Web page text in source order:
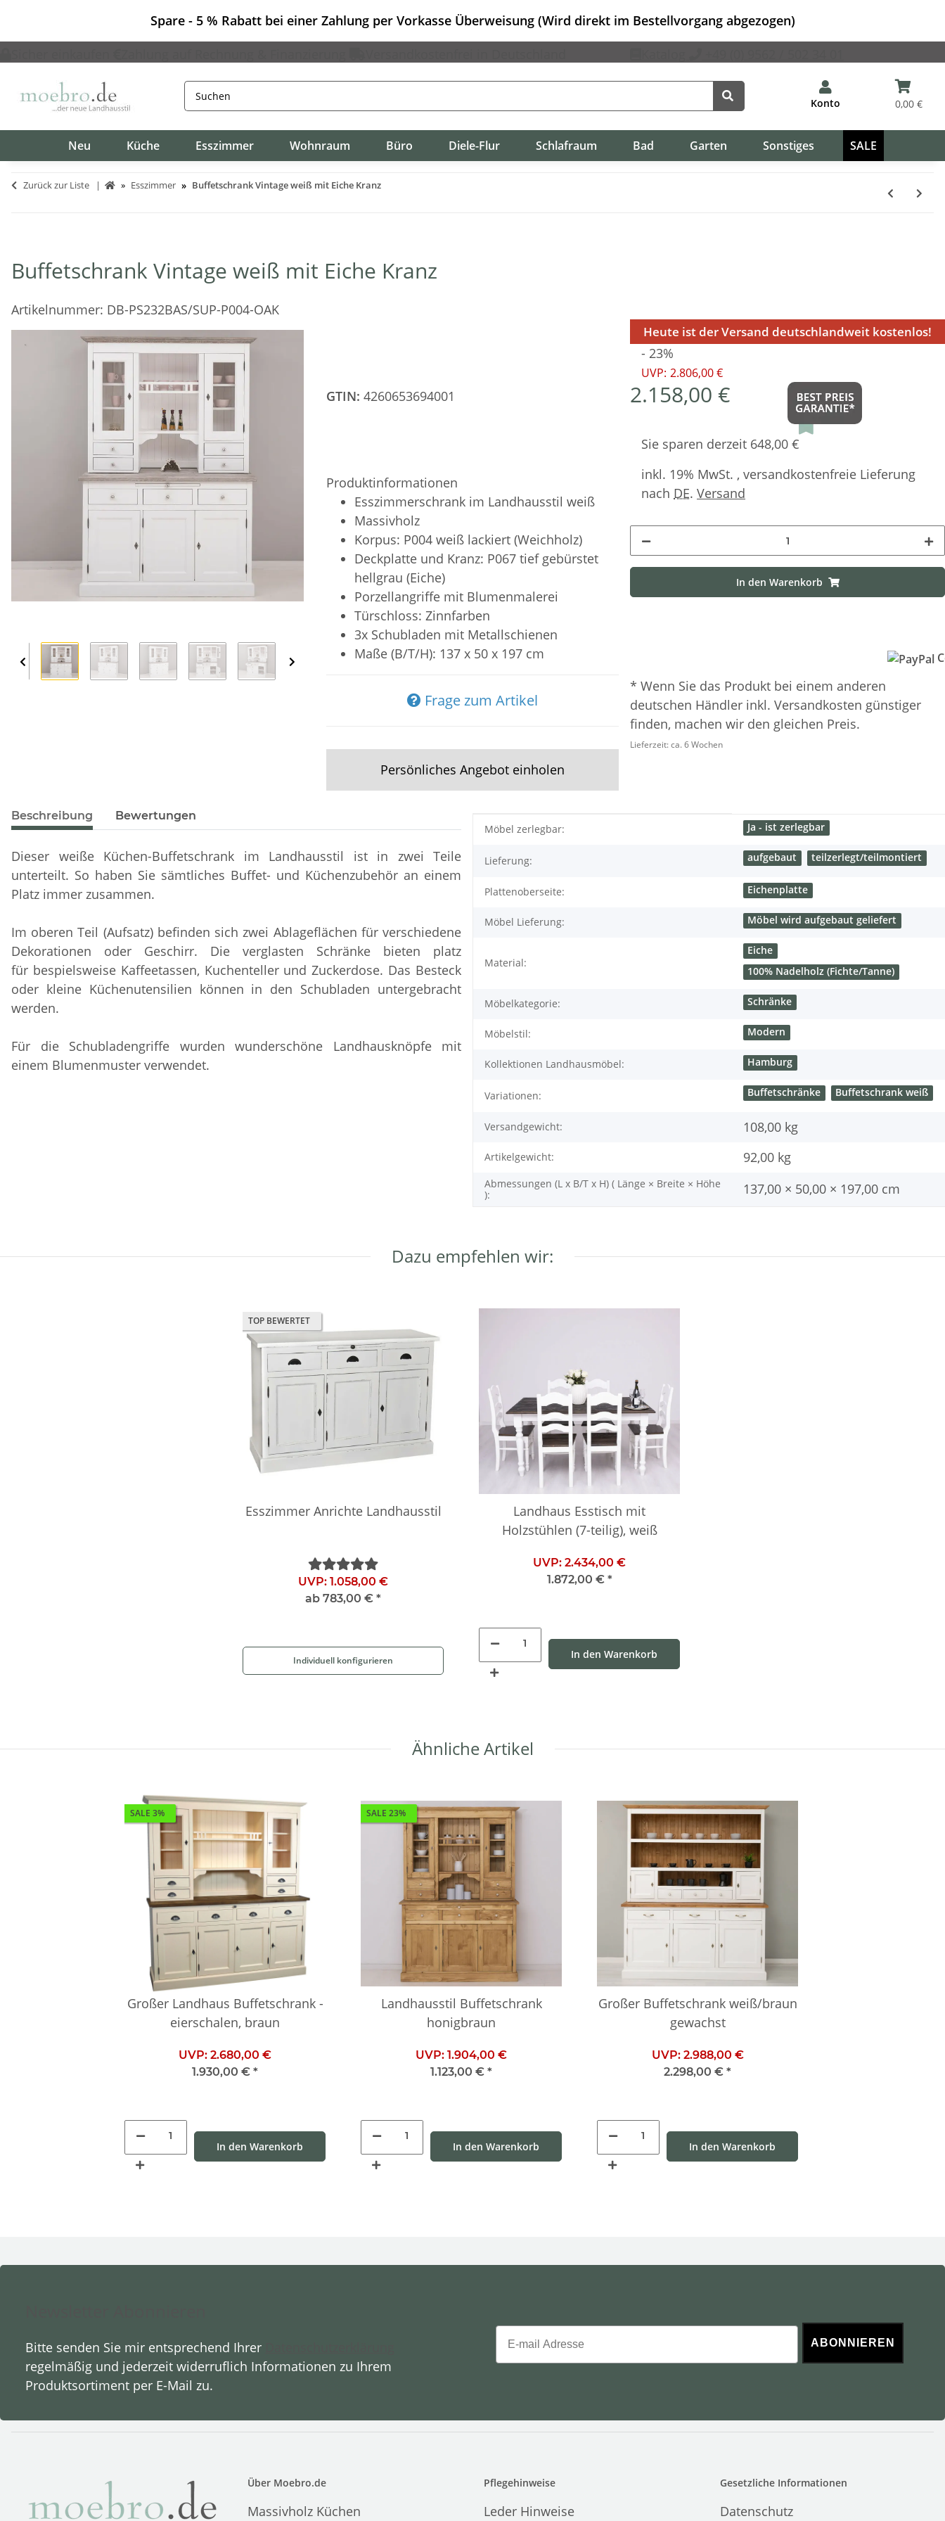
Spare - 5 % Rabatt bei einer Zahlung per Vorkasse Überweisung (Wird direkt im Bestellvorgang abgezogen)
Konto 0,00 €
Neu Küche Esszimmer Wohnraum Büro Diele-Flur Schlafraum Bad Garten Sonstiges SALE
Zurück zur Liste Esszimmer Buffetschrank Vintage weiß mit Eiche Kranz
Buffetschrank Vintage weiß mit Eiche Kranz
Artikelnummer: DB-PS232BAS/SUP-P004-OAK
GTIN: 4260653694001
Produktinformationen
Esszimmerschrank im Landhausstil weiß
Massivholz
Korpus: P004 weiß lackiert (Weichholz)
Deckplatte und Kranz: P067 tief gebürstet
hellgrau (Eiche)
Porzellangriffe mit Blumenmalerei
Türschloss: Zinnfarben
3x Schubladen mit Metallschienen
Maße (B/T/H): 137 x 50 x 197 cm
Frage zum Artikel
Persönliches Angebot einholen
Heute ist der Versand deutschlandweit kostenlos!
- 23%
UVP: 2.806,00 €
2.158,00 €
Sie sparen derzeit 648,00 €
inkl. 19% MwSt. , versandkostenfreie Lieferung
nach DE. Versand
In den Warenkorb
* Wenn Sie das Produkt bei einem anderen
deutschen Händler inkl. Versandkosten günstiger
finden, machen wir den gleichen Preis.
Lieferzeit:ca. 6 Wochen
Beschreibung Bewertungen
Dieser weiße Küchen-Buffetschrank im Landhausstil ist in zwei Teile
unterteilt. So haben Sie sämtliches Buffet- und Küchenzubehör an einem
Platz immer zusammen.
Im oberen Teil (Aufsatz) befinden sich zwei Ablageflächen für verschiedene
Dekorationen oder Geschirr. Die verglasten Schränke bieten platz
für bespielsweise Kaffeetassen, Kuchenteller und Zuckerdose. Das Besteck
oder kleine Küchenutensilien können in den Schubladen untergebracht
werden.
Für die Schubladengriffe wurden wunderschöne Landhausknöpfe mit
einem Blumenmuster verwendet.
Produkteigenschaft
Wert
Möbel zerlegbar: Ja - ist zerlegbar
Lieferung: aufgebaut teilzerlegt/teilmontiert
Plattenoberseite: Eichenplatte
Möbel Lieferung: Möbel wird aufgebaut geliefert
Material:
Eiche
100% Nadelholz (Fichte/Tanne)
Möbelkategorie: Schränke
Möbelstil: Modern
Kollektionen Landhausmöbel: Hamburg
Variationen: Buffetschränke Buffetschrank weiß
Versandgewicht: 108,00 kg
Artikelgewicht: 92,00 kg
Abmessungen (L x B/T x H) ( Länge × Breite × Höhe
):
137,00 × 50,00 × 197,00 cm
Dazu empfehlen wir:
TOP BEWERTET
Esszimmer Anrichte Landhausstil
UVP: 1.058,00 €
ab 783,00 € *
Individuell konfigurieren
Landhaus Esstisch mit
Holzstühlen (7-teilig), weiß
UVP: 2.434,00 €
1.872,00 € *
In den Warenkorb
Ähnliche Artikel
SALE 3%
Großer Landhaus Buffetschrank -
eierschalen, braun
UVP: 2.680,00 €
1.930,00 € *
In den Warenkorb
SALE 23%
Landhausstil Buffetschrank
honigbraun
UVP: 1.904,00 €
1.123,00 € *
In den Warenkorb
Großer Buffetschrank weiß/braun
gewachst
UVP: 2.988,00 €
2.298,00 € *
In den Warenkorb
Bitte senden Sie mir entsprechend Ihrer
regelmäßig und jederzeit widerruflich Informationen zu Ihrem
Produktsortiment per E-Mail zu.
Email
ABONNIEREN
Über Moebro.de
Massivholz Küchen
Pflegehinweise
Leder Hinweise
Gesetzliche Informationen
Datenschutz